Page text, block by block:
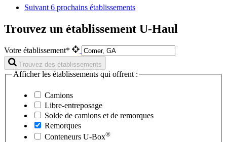
Suivant 6 prochains établissements
Trouvez un établissement U-Haul
Votre établissement*
Trouvez des établissements
Afficher les établissements qui offrent :
Camions
Libre-entreposage
Solde de camions et de remorques
Remorques
Conteneurs U-Box®